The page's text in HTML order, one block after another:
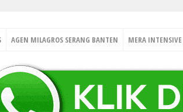
AGEN MILAGROS SERANG BANTEN MERA INTENSIVE